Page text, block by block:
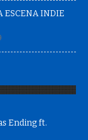
ESCENA INDIE
Ending ft.